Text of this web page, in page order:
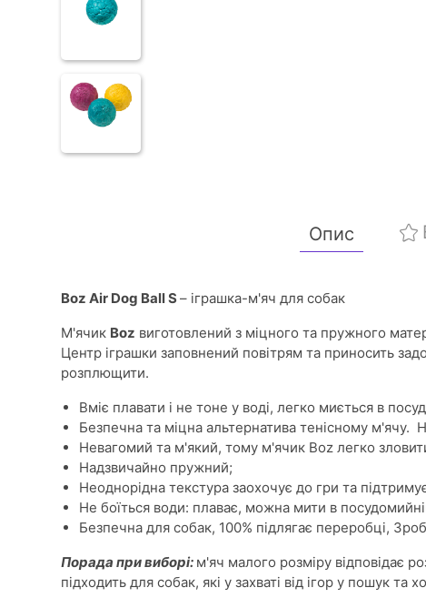
Опис
Boz Air Dog Ball S– іграшка-м'яч для собак
М'ячик Boz виготовлений з міцного та пружного
Центр іграшки заповнений повітрям та приносить
розплющити.
Вміє плавати і не тоне у воді, легко миється в
Безпечна та міцна альтернатива тенісному м'ячу.
Невагомий та м'який, тому м'ячик Boz легко
Надзвичайно пружний;
Неоднорідна текстура заохочує до гри та
Не боїться води: плаває, можна мити в
Безпечна для собак, 100% підлягає переробці,
Порада при виборі: м'яч малого розміру відповідає
підходить для собак, які у захваті від ігор у пошук та